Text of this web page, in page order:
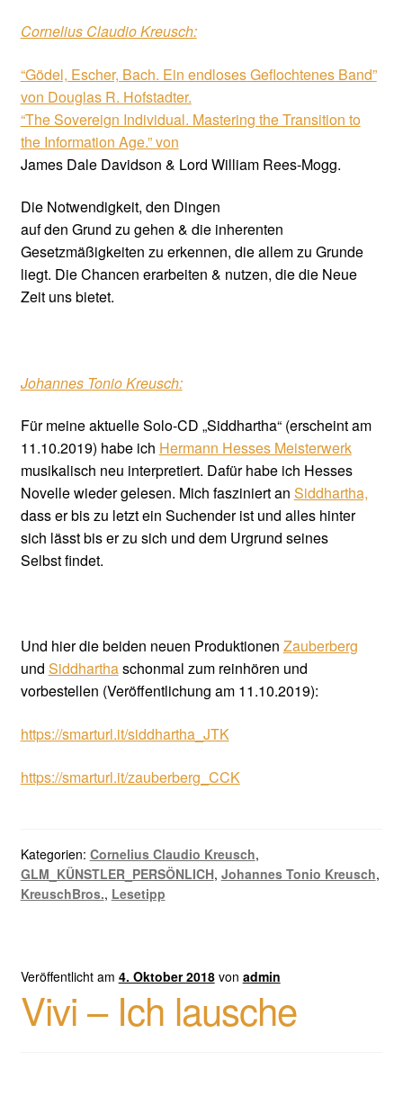
Cornelius Claudio Kreusch:
“Gödel, Escher, Bach. Ein endloses Geflochtenes Band”
von Douglas R. Hofstadter.
“The Sovereign Individual. Mastering the Transition to
the Information Age.” von
James Dale Davidson & Lord William Rees-Mogg.
Die Notwendigkeit, den Dingen
auf den Grund zu gehen & die inherenten
Gesetzmäßigkeiten zu erkennen, die allem zu Grunde
liegt. Die Chancen erarbeiten & nutzen, die die Neue
Zeit uns bietet.
Johannes Tonio Kreusch:
Für meine aktuelle Solo-CD „Siddhartha“ (erscheint am
11.10.2019) habe ich Hermann Hesses Meisterwerk
musikalisch neu interpretiert. Dafür habe ich Hesses
Novelle wieder gelesen. Mich fasziniert an Siddhartha,
dass er bis zu letzt ein Suchender ist und alles hinter
sich lässt bis er zu sich und dem Urgrund seines
Selbst findet.
Und hier die beiden neuen Produktionen Zauberberg
und Siddharthaschonmal zum reinhören und
vorbestellen (Veröffentlichung am 11.10.2019):
https://smarturl.it/siddhartha_JTK
https://smarturl.it/zauberberg_CCK
Kategorien: Cornelius Claudio Kreusch,
GLM_KÜNSTLER_PERSÖNLICH, Johannes Tonio Kreusch,
KreuschBros., Lesetipp
Veröffentlicht am 4. Oktober 2018 von admin
Vivi – Ich lausche